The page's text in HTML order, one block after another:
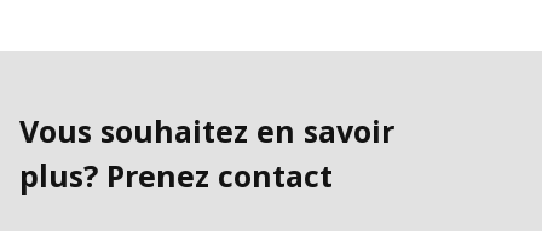
Vous souhaitez en savoir
plus? Prenez contact